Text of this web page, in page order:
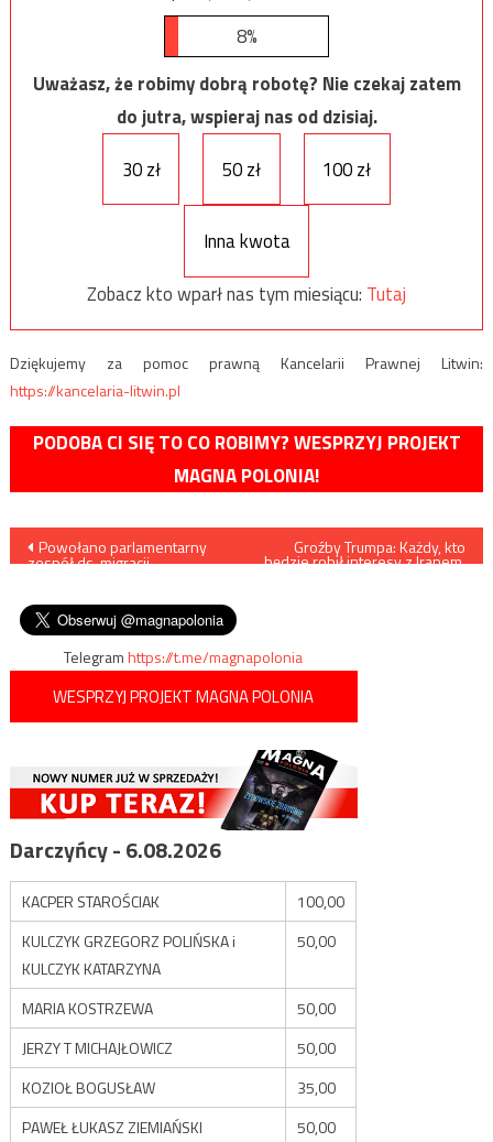
8%
Uważasz, że robimy dobrą robotę? Nie czekaj zatem
do jutra, wspieraj nas od dzisiaj.
30 zł
50 zł 100 zł
Inna kwota
Zobacz kto wparł nas tym miesiącu: Tutaj
Dziękujemy za pomoc prawną Kancelarii Prawnej Litwin:
https://kancelaria-litwin.pl
PODOBA CI SIĘ TO CO ROBIMY? WESPRZYJ PROJEKT
MAGNA POLONIA!
Nawigacja
Powołano parlamentarny
zespół ds. migracji,
Groźby Trumpa: Każdy, kto
będzie robił interesy z Iranem,
Telegramhttps://t.me/magnapolonia
WESPRZYJ PROJEKT MAGNA POLONIA
Darczyńcy - 6.08.2026
KACPER STAROŚCIAK
100,00
KULCZYK GRZEGORZ POLIŃSKA i
KULCZYK KATARZYNA
50,00
MARIA KOSTRZEWA
50,00
JERZY T MICHAJŁOWICZ
50,00
KOZIOŁ BOGUSŁAW
35,00
PAWEŁ ŁUKASZ ZIEMIAŃSKI
50,00